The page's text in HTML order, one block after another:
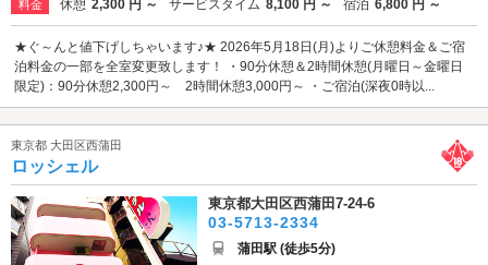
料金 休憩 2,300 円 ～ サービスタイム 8,100 円 ～ 宿泊 6,800 円 ～
★ぐ～んと値下げしちゃいます♪★ 2026年5月18日(月)よりご休憩料金＆ご宿
泊料金の一部を全室変更致します！ ・90分休憩＆2時間休憩(月曜日～金曜日
限定)：90分休憩2,300円～ 2時間休憩3,000円～ ・ご宿泊(深夜0時以...
東京都 大田区西蒲田
ロッシェル
東京都大田区西蒲田7-24-6
03-5713-2334
蒲田駅 (徒歩5分)